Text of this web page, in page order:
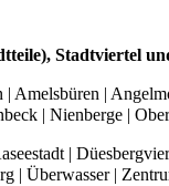
Stadtviertel
| Amelsbüren |
| Nienberge |
|
| Überwasser|